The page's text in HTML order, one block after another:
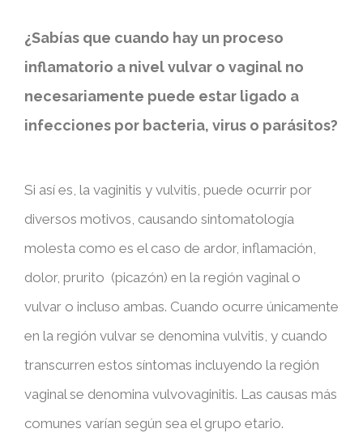
¿Sabías que cuando hay un proceso
inflamatorio a nivel vulvar o vaginal no
necesariamente puede estar ligado a
infecciones por bacteria, virus o parásitos?
Si así es, la vaginitis y vulvitis, puede ocurrir por
diversos motivos, causando sintomatología
molesta como es el caso de ardor, inflamación,
dolor, prurito (picazón) en la región vaginal o
vulvar o incluso ambas. Cuando ocurre únicamente
en la región vulvar se denomina vulvitis, y cuando
transcurren estos síntomas incluyendo la región
vaginal se denomina vulvovaginitis. Las causas más
comunes varían según sea el grupo etario.